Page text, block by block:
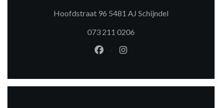
Hoofdstraat 96 5481 AJ Schijndel
073 211 0206
Facebook ((öffnet ein neues
Instagram ((öffnet ein